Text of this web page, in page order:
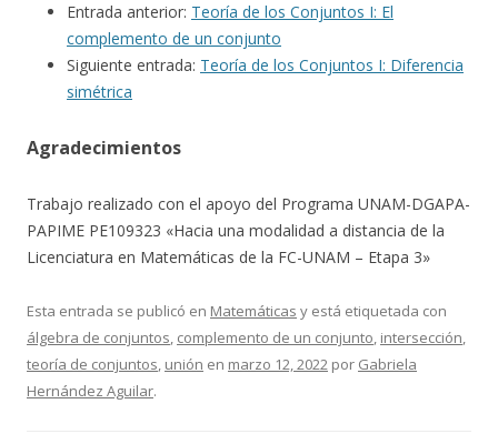
Entrada anterior: Teoría de los Conjuntos I: El
complemento de un conjunto
Siguiente entrada: Teoría de los Conjuntos I: Diferencia
simétrica
Agradecimientos
Trabajo realizado con el apoyo del Programa UNAM-DGAPA-
PAPIME PE109323 «Hacia una modalidad a distancia de la
Licenciatura en Matemáticas de la FC-UNAM – Etapa 3»
Esta entrada se publicó en Matemáticas y está etiquetada con
álgebra de conjuntos, complemento de un conjunto, intersección,
teoría de conjuntos, unión en marzo 12, 2022 por Gabriela
Hernández Aguilar.